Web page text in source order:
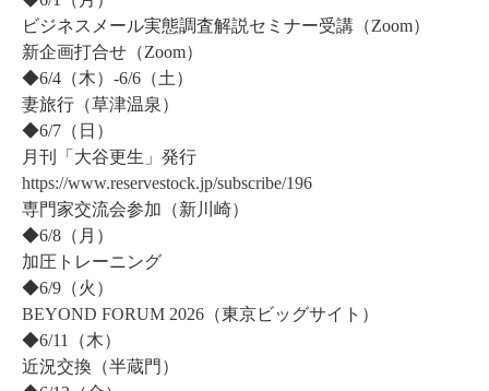
ビジネスメール実態調査解説セミナー受講（Zoom）
新企画打合せ（Zoom）
◆6/4（木）-6/6（土）
妻旅行（草津温泉）
◆6/7（日）
月刊「大谷更生」発行
https://www.reservestock.jp/subscribe/196
専門家交流会参加（新川崎）
◆6/8（月）
加圧トレーニング
◆6/9（火）
BEYOND FORUM 2026 （東京ビッグサイト）
◆6/11（木）
近況交換（半蔵門）